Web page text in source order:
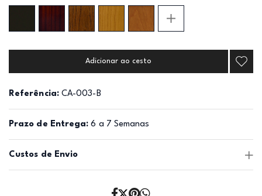
Adicionar ao cesto
Referência: CA-003-B
Prazo de Entrega: 6 a 7 Semanas
Custos de Envio